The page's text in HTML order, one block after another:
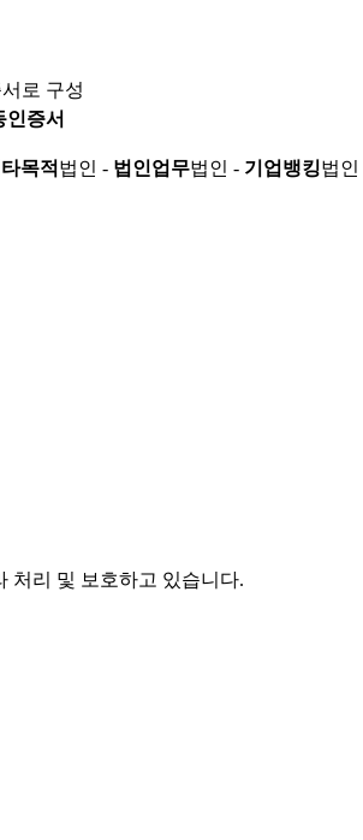
로 구성
인증서
목적 법인 - 법인업무법인 - 기업뱅킹법인
처리 및 보호하고 있습니다.